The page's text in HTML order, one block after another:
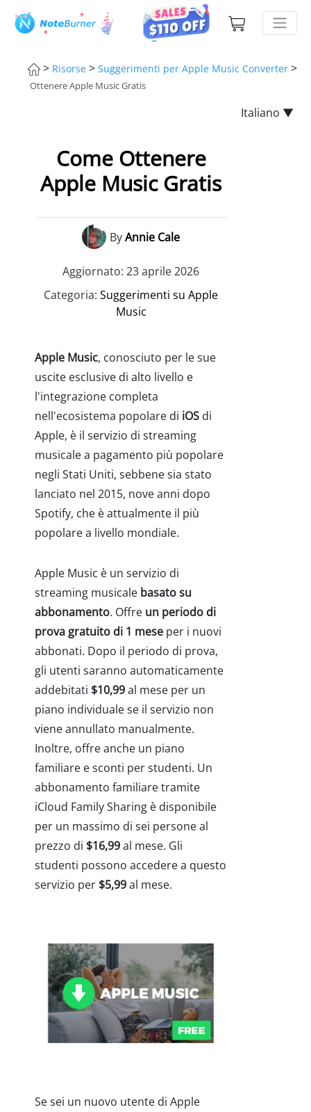
> Risorse > Suggerimenti per Apple Music Converter >
Ottenere Apple Music Gratis
Italiano ▼
Come Ottenere
Apple Music Gratis
ByAnnie Cale
Aggiornato: 23 aprile 2026
Categoria: Suggerimenti su Apple
Music
Apple Music, conosciuto per le sue
uscite esclusive di alto livello e
l'integrazione completa
nell'ecosistema popolare di iOS di
Apple, è il servizio di streaming
musicale a pagamento più popolare
negli Stati Uniti, sebbene sia stato
lanciato nel 2015, nove anni dopo
Spotify, che è attualmente il più
popolare a livello mondiale.
Apple Music è un servizio di
streaming musicale basato su
abbonamento. Offre un periodo di
prova gratuito di 1 mese per i nuovi
abbonati. Dopo il periodo di prova,
gli utenti saranno automaticamente
addebitati $10,99al mese per un
piano individuale se il servizio non
viene annullato manualmente.
Inoltre, offre anche un piano
familiare e sconti per studenti. Un
abbonamento familiare tramite
iCloud Family Sharing è disponibile
per un massimo di sei persone al
prezzo di $16,99al mese. Gli
studenti possono accedere a questo
servizio per $5,99al mese.
Se sei un nuovo utente di Apple